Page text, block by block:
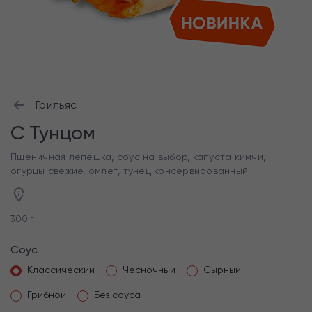
Грильяс
C Тунцом
Пшеничная лепешка, соус на выбор, капуста кимчи,
огурцы свежие, омлет, тунец консервированный
300 г
Соус
Классический Чесночный Сырный
Грибной Без соуса